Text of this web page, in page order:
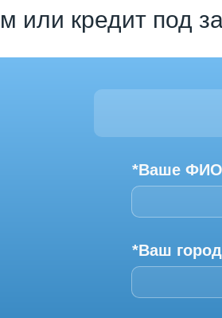
или кредит под
*Ваше ФИО
*Ваш город